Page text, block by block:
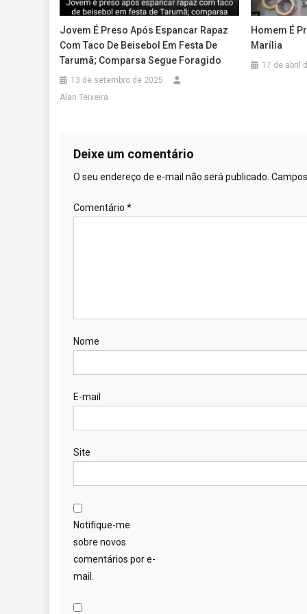
Jovem É Preso Após Espancar Rapaz
Com Taco De Beisebol Em Festa De
Tarumã; Comparsa Segue Foragido
13 de setembro de 2025
Alan Teixeira
Homem É
Marília
17 de abril
Deixe um comentário
O seu endereço de e-mail não será publicado.
Comentário *
Nome
E-mail
Site
Notifique-me
sobre novos
comentários por e-
mail.